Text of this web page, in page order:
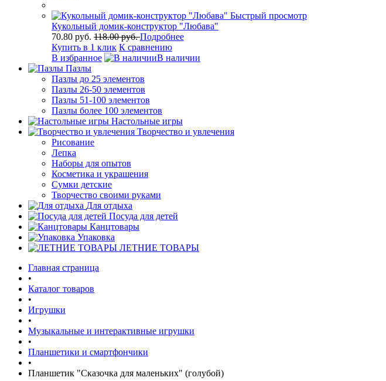
Быстрый просмотр
Кукольный домик-конструктор "Любава"
70.80 руб. 118.00 руб.Подробнее
Купить в 1 клик К сравнению
В избранное
В наличии
Пазлы
Пазлы до 25 элементов
Пазлы 26-50 элементов
Пазлы 51-100 элементов
Пазлы более 100 элементов
Настольные игры
Творчество и увлечения
Рисование
Лепка
Наборы для опытов
Косметика и украшения
Сумки детские
Творчество своими руками
Для отдыха
Посуда для детей
Канцтовары
Упаковка
ЛЕТНИЕ ТОВАРЫ
Главная страница
•
Каталог товаров
•
Игрушки
•
Музыкальные и интерактивные игрушки
•
Планшетики и смартфончики
•
Планшетик "Сказочка для маленьких" (голубой)